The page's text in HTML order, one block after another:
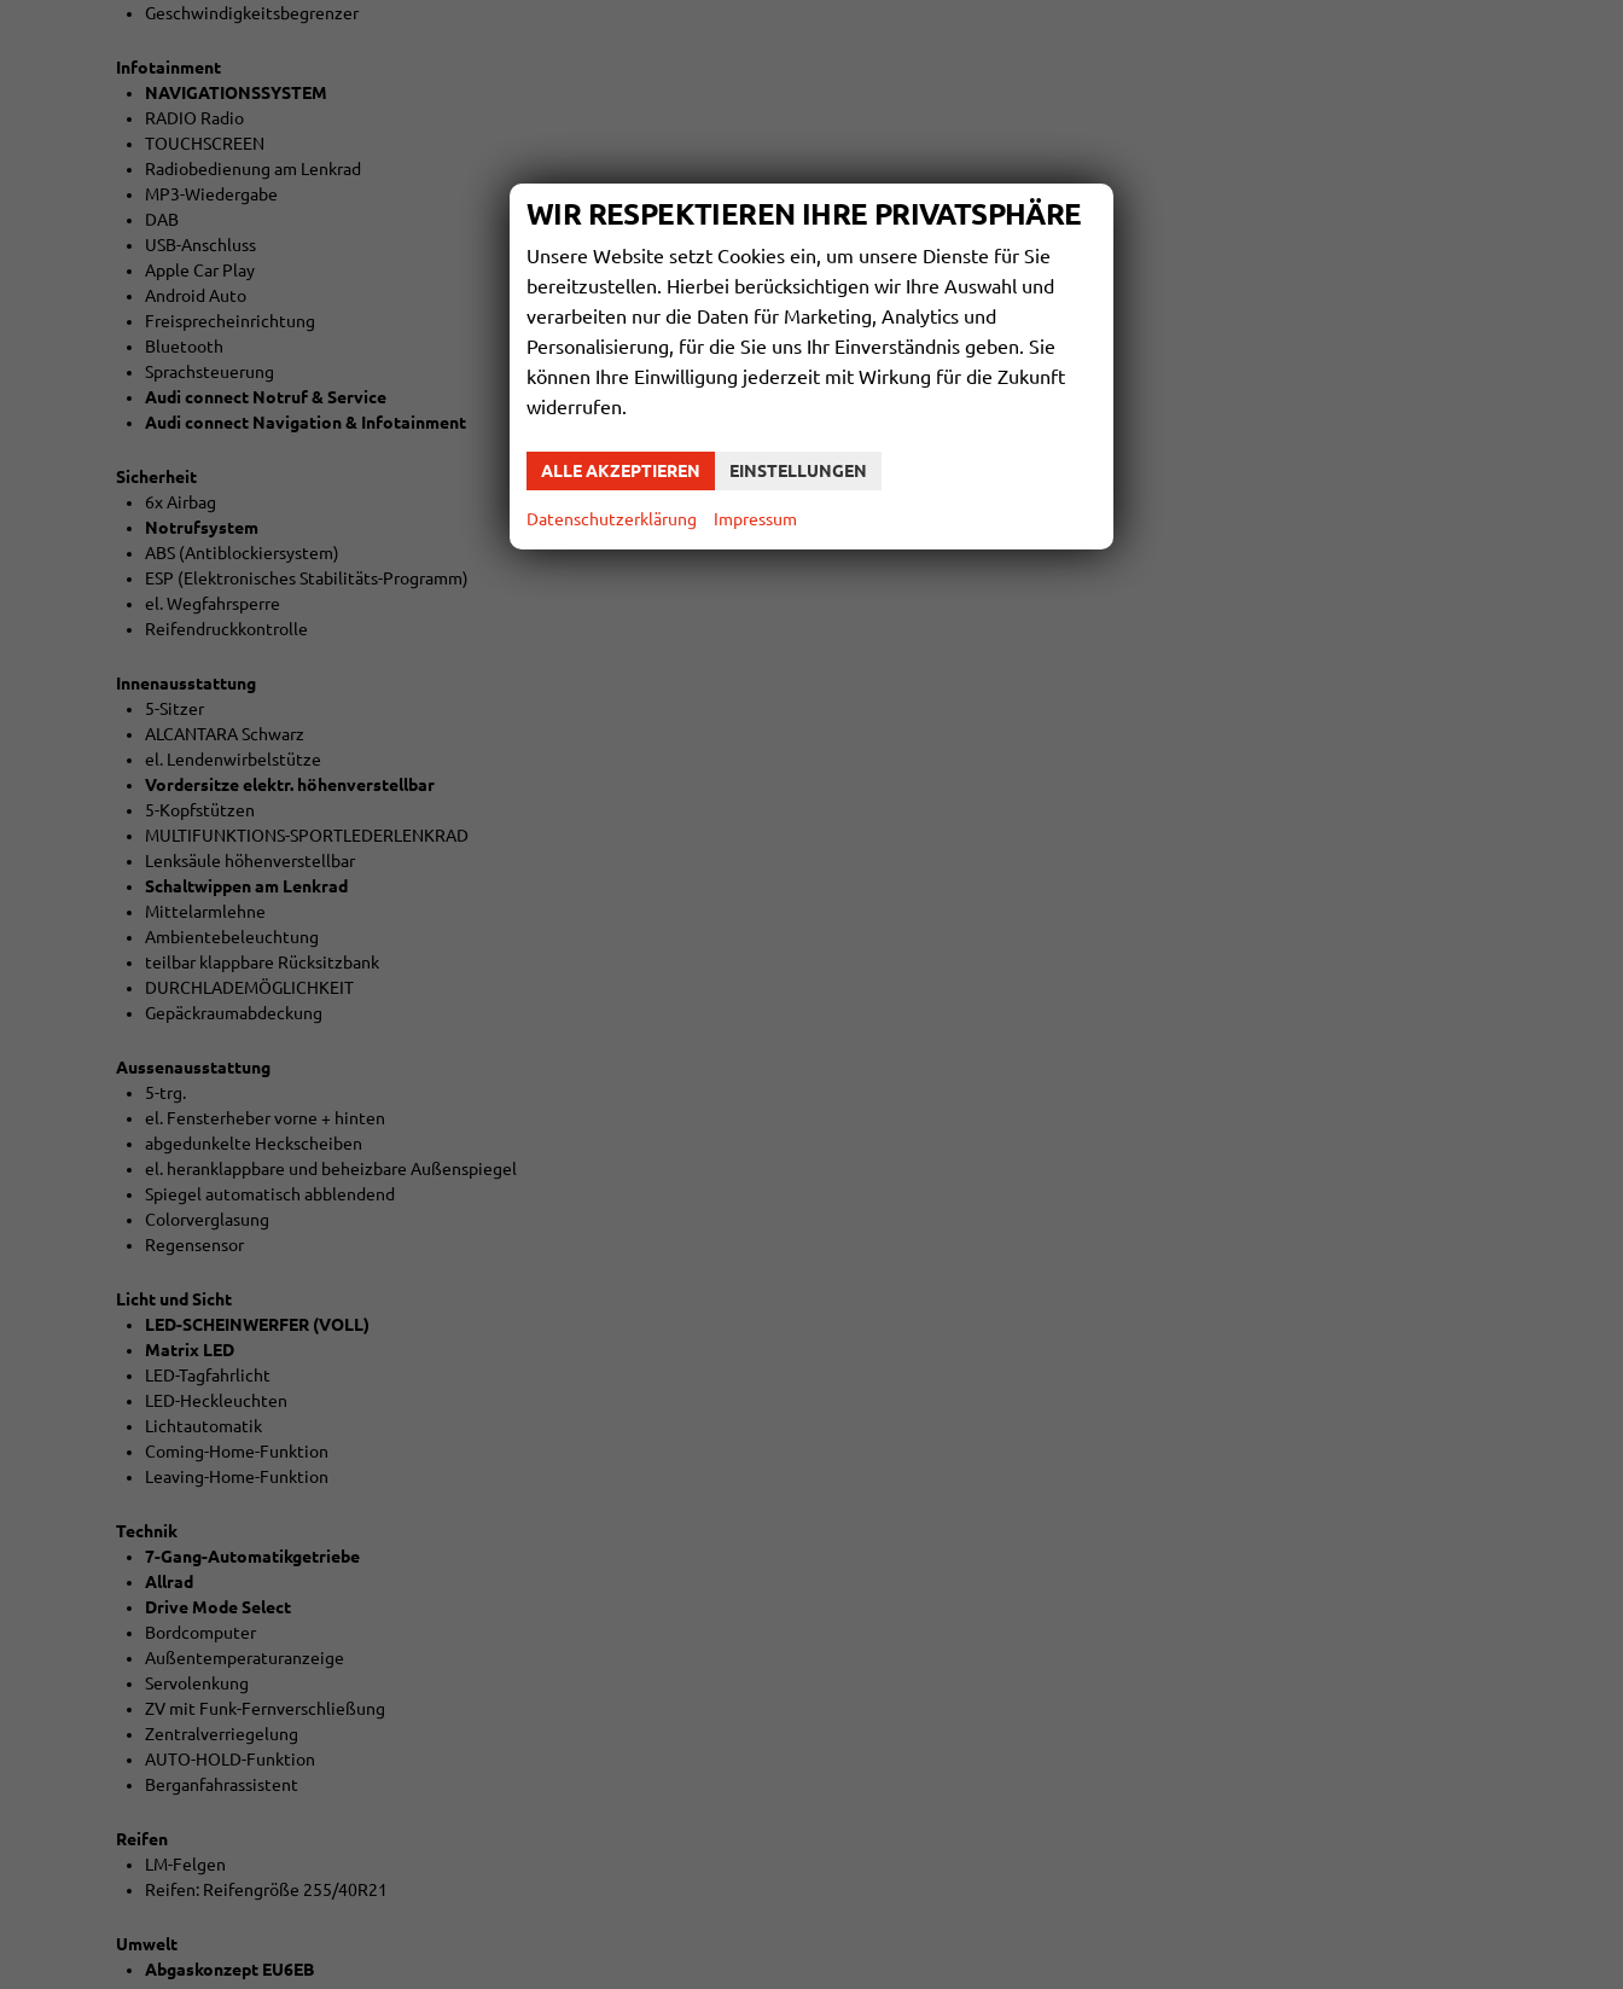
Geschwindigkeitsbegrenzer
Infotainment
NAVIGATIONSSYSTEM
RADIO Radio
TOUCHSCREEN
Radiobedienung am Lenkrad
MP3-Wiedergabe
DAB
USB-Anschluss
Apple Car Play
Android Auto
Freisprecheinrichtung
Bluetooth
Sprachsteuerung
Audi connect Notruf & Service
Audi connect Navigation & Infotainment
Sicherheit
6x Airbag
Notrufsystem
ABS (Antiblockiersystem)
ESP (Elektronisches Stabilitäts-Programm)
el. Wegfahrsperre
Reifendruckkontrolle
Innenausstattung
5-Sitzer
ALCANTARA Schwarz
el. Lendenwirbelstütze
Vordersitze elektr. höhenverstellbar
5-Kopfstützen
MULTIFUNKTIONS-SPORTLEDERLENKRAD
Lenksäule höhenverstellbar
Schaltwippen am Lenkrad
Mittelarmlehne
Ambientebeleuchtung
teilbar klappbare Rücksitzbank
DURCHLADEMÖGLICHKEIT
Gepäckraumabdeckung
Aussenausstattung
5-trg.
el. Fensterheber vorne + hinten
abgedunkelte Heckscheiben
el. heranklappbare und beheizbare Außenspiegel
Spiegel automatisch abblendend
Colorverglasung
Regensensor
Licht und Sicht
LED-SCHEINWERFER (VOLL)
Matrix LED
LED-Tagfahrlicht
LED-Heckleuchten
Lichtautomatik
Coming-Home-Funktion
Leaving-Home-Funktion
Technik
7-Gang-Automatikgetriebe
Allrad
Drive Mode Select
Bordcomputer
Außentemperaturanzeige
Servolenkung
ZV mit Funk-Fernverschließung
Zentralverriegelung
AUTO-HOLD-Funktion
Berganfahrassistent
Reifen
LM-Felgen
Reifen: Reifengröße 255/40R21
Umwelt
Abgaskonzept EU6EB
WIR RESPEKTIEREN IHRE PRIVATSPHÄRE
Unsere Website setzt Cookies ein, um unsere Dienste für Sie
bereitzustellen. Hierbei berücksichtigen wir Ihre Auswahl und
verarbeiten nur die Daten für Marketing, Analytics und
Personalisierung, für die Sie uns Ihr Einverständnis geben. Sie
können Ihre Einwilligung jederzeit mit Wirkung für die Zukunft
widerrufen.
ALLE AKZEPTIEREN EINSTELLUNGEN
Datenschutzerklärung Impressum